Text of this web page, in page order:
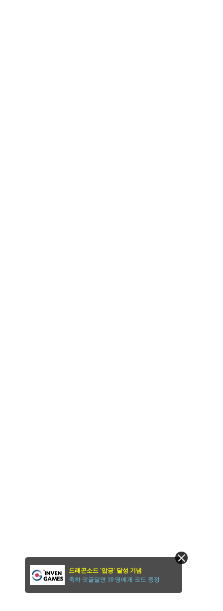
드래곤소드 '압긍' 달성 기념
축하 댓글달면 10 명에게 코드 증정